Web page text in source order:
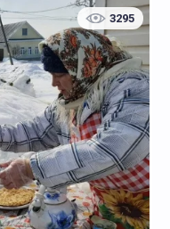
3295